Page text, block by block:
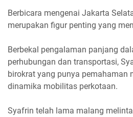
Berbicara mengenai Jakarta
merupakan figur penting yang
Berbekal pengalaman panjang
perhubungan dan transportasi,
birokrat yang punya pemahaman
dinamika mobilitas perkotaan.
Syafrin telah lama malang